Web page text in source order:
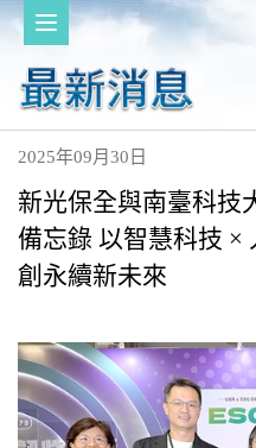
2025年09月30日
新光保全與南臺科技
備忘錄 以智慧科技 ×
創永續新未來